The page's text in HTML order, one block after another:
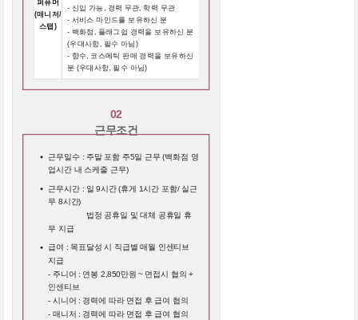
퍼퓨머
(매니저/
스탭)
- 신입 가능, 경력 무관, 학력 무관
- 서비스 마인드를 보유하신 분
- 백화점, 플래그쉽 경력을 보유하신 분
(우대사항, 필수 아님)
- 향수, 코스메틱 판매 경력을 보유하신
분 (우대사항, 필수 아님)
02
근무조건
근무일수 : 주말 포함 주5일 근무 (백화점 영
업시간 내 스케줄 근무)
근무시간 : 일 9시간 (휴게 1시간 포함/ 실근
무 8시간)
법정 공휴일 및 대체 공휴일 휴
무 지급
급여 : 목표달성 시 직급별 매월 인센티브
지급
- 주니어 : 연봉 2,850만원 ~ 면접시 협의 +
인센티브
- 시니어 : 경력에 따라 면접 후 급여 협의
- 매니저 : 경력에 따라 면접 후 급여 협의